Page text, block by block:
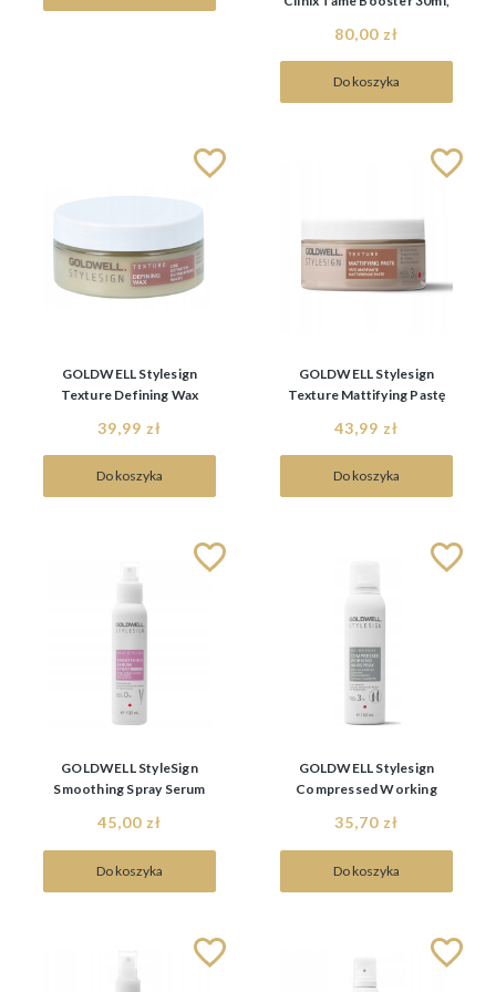
włosów
80,00 zł
Do koszyka
GOLDWELL Stylesign
Texture Defining Wax
39,99 zł
Do koszyka
GOLDWELL Stylesign
Texture Mattifying Pastę
43,99 zł
Do koszyka
GOLDWELL StyleSign
Smoothing Spray Serum
serum termoochronne
45,00 zł
Do koszyka
GOLDWELL Stylesign
Compressed Working
skompresowany lakier do
włosów
35,70 zł
Do koszyka